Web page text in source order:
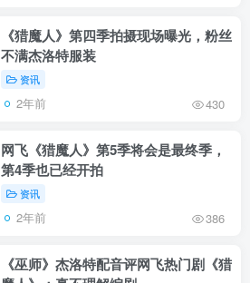
《猎魔人》第四季拍摄现场曝光，粉丝
不满杰洛特服装
资讯
2年前 430
网飞《猎魔人》第5季将会是最终季，
第4季也已经开拍
资讯
2年前 386
《巫师》杰洛特配音评网飞热门剧《猎